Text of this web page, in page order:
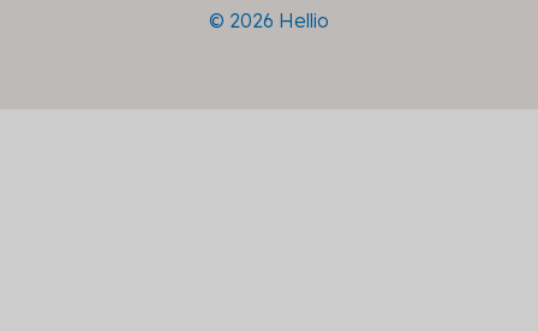
© 2026 Hellio